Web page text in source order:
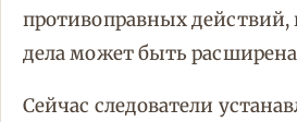
противоправных
дела может быть
Сейчас следователи